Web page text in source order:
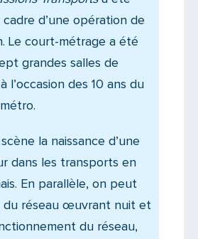
d’une opération de
Le court-métrage a été
grandes salles de
l’occasion des 10 ans du
la naissance d’une
dans les transports en
En parallèle, on peut
du réseau œuvrant nuit et
du réseau,